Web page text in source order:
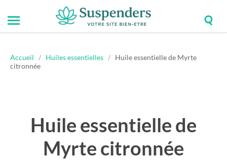
Suspenders
Toggle
mobile
Accueil / Huiles essentielles / Huile essentielle de Myrte
citronnée
Huile essentielle de
Myrte citronnée